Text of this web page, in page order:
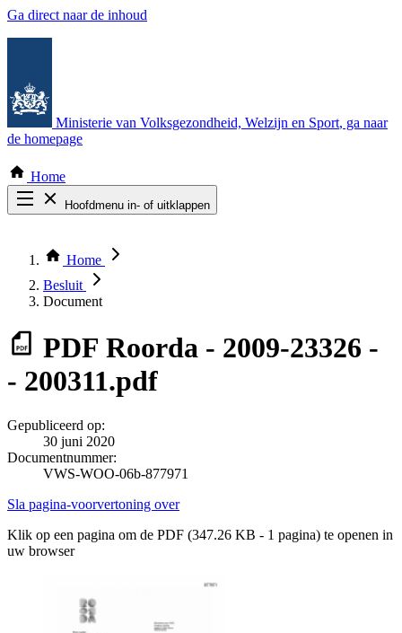
Ga direct naar de inhoud
Ministerie van Volksgezondheid, Welzijn en Sport, ga naar
de homepage
Home
Hoofdmenu in- of uitklappen
Thema COVID-19
Bekijk per bestuursorgaan
Home
Besluit
Document
PDF Roorda - 2009-23326 -
- 200311.pdf
Gepubliceerd op:
30 juni 2020
Documentnummer:
VWS-WOO-06b-877971
Sla pagina-voorvertoning over
Klik op een pagina om de PDF (347.26 KB - 1 pagina) te openen in
uw browser